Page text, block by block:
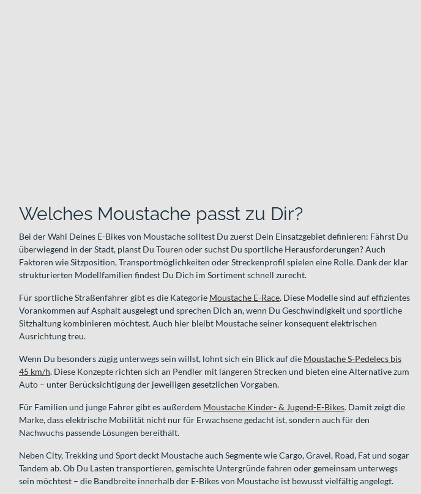
Welches Moustache passt zu Dir?
Bei der Wahl Deines E-Bikes von Moustache solltest Du zuerst Dein Einsatzgebiet definieren: Fährst Du
überwiegend in der Stadt, planst Du Touren oder suchst Du sportliche Herausforderungen? Auch
Faktoren wie Sitzposition, Transportmöglichkeiten oder Streckenprofil spielen eine Rolle. Dank der klar
strukturierten Modellfamilien findest Du Dich im Sortiment schnell zurecht.
Für sportliche Straßenfahrer gibt es die Kategorie Moustache E-Race. Diese Modelle sind auf effizientes
Vorankommen auf Asphalt ausgelegt und sprechen Dich an, wenn Du Geschwindigkeit und sportliche
Sitzhaltung kombinieren möchtest. Auch hier bleibt Moustache seiner konsequent elektrischen
Ausrichtung treu.
Wenn Du besonders zügig unterwegs sein willst, lohnt sich ein Blick auf die Moustache S-Pedelecs bis
45 km/h. Diese Konzepte richten sich an Pendler mit längeren Strecken und bieten eine Alternative zum
Auto – unter Berücksichtigung der jeweiligen gesetzlichen Vorgaben.
Für Familien und junge Fahrer gibt es außerdem Moustache Kinder- & Jugend-E-Bikes. Damit zeigt die
Marke, dass elektrische Mobilität nicht nur für Erwachsene gedacht ist, sondern auch für den
Nachwuchs passende Lösungen bereithält.
Neben City, Trekking und Sport deckt Moustache auch Segmente wie Cargo, Gravel, Road, Fat und sogar
Tandem ab. Ob Du Lasten transportieren, gemischte Untergründe fahren oder gemeinsam unterwegs
sein möchtest – die Bandbreite innerhalb der E-Bikes von Moustache ist bewusst vielfältig angelegt.